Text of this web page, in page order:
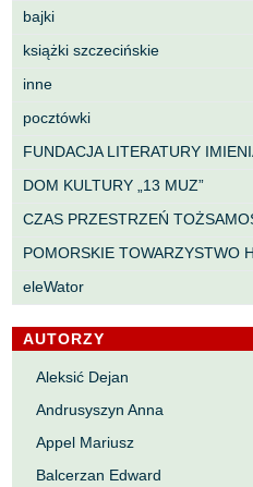
bajki
książki szczecińskie
inne
pocztówki
FUNDACJA LITERATURY
DOM KULTURY „13 MUZ”
CZAS PRZESTRZEŃ
POMORSKIE TOWARZYSTWO
eleWator
AUTORZY
Aleksić Dejan
Andrusyszyn Anna
Appel Mariusz
Balcerzan Edward